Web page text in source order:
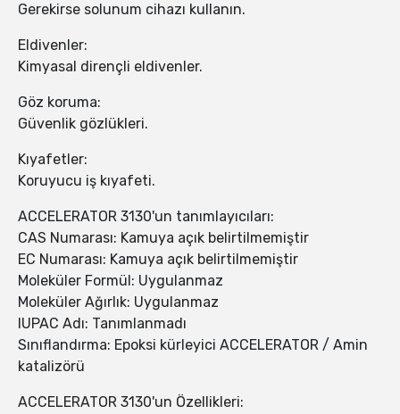
Gerekirse solunum cihazı kullanın.
Eldivenler:
Kimyasal dirençli eldivenler.
Göz koruma:
Güvenlik gözlükleri.
Kıyafetler:
Koruyucu iş kıyafeti.
ACCELERATOR 3130'un tanımlayıcıları:
CAS Numarası: Kamuya açık belirtilmemiştir
EC Numarası: Kamuya açık belirtilmemiştir
Moleküler Formül: Uygulanmaz
Moleküler Ağırlık: Uygulanmaz
IUPAC Adı: Tanımlanmadı
Sınıflandırma: Epoksi kürleyici ACCELERATOR / Amin
katalizörü
ACCELERATOR 3130'un Özellikleri: